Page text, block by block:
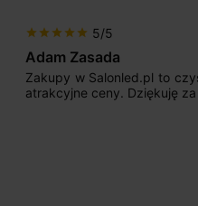
star star star star star 5/5
Adam Zasada
Zakupy w Salonled.pl to
atrakcyjne ceny. Dziękuję